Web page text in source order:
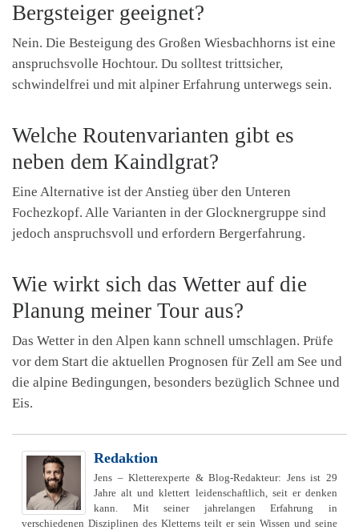
Bergsteiger geeignet?
Nein. Die Besteigung des Großen Wiesbachhorns ist eine
anspruchsvolle Hochtour. Du solltest trittsicher,
schwindelfrei und mit alpiner Erfahrung unterwegs sein.
Welche Routenvarianten gibt es
neben dem Kaindlgrat?
Eine Alternative ist der Anstieg über den Unteren
Fochezkopf. Alle Varianten in der Glocknergruppe sind
jedoch anspruchsvoll und erfordern Bergerfahrung.
Wie wirkt sich das Wetter auf die
Planung meiner Tour aus?
Das Wetter in den Alpen kann schnell umschlagen. Prüfe
vor dem Start die aktuellen Prognosen für Zell am See und
die alpine Bedingungen, besonders bezüglich Schnee und
Eis.
Redaktion
Jens – Kletterexperte & Blog-Redakteur: Jens ist 29
Jahre alt und klettert leidenschaftlich, seit er denken
kann. Mit seiner jahrelangen Erfahrung in
verschiedenen Disziplinen des Kletterns teilt er sein Wissen und seine